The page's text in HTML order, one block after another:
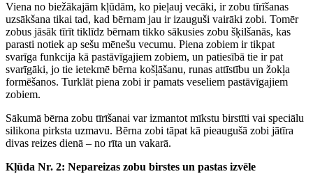
Viena no biežākajām kļūdām, ko pieļauj vecāki, ir zobu tīrīšanas
uzsākšana tikai tad, kad bērnam jau ir izauguši vairāki zobi. Tomēr
zobus jāsāk tīrīt tiklīdz bērnam tikko sākusies zobu šķilšanās, kas
parasti notiek ap sešu mēnešu vecumu. Piena zobiem ir tikpat
svarīga funkcija kā pastāvīgajiem zobiem, un patiesībā tie ir pat
svarīgāki, jo tie ietekmē bērna košļāšanu, runas attīstību un žokļa
formēšanos. Turklāt piena zobi ir pamats veseliem pastāvīgajiem
zobiem.
Sākumā bērna zobu tīrīšanai var izmantot mīkstu birstīti vai speciālu
silikona pirksta uzmavu. Bērna zobi tāpat kā pieaugušā zobi jātīra
divas reizes dienā – no rīta un vakarā.
Kļūda Nr. 2: Nepareizas zobu birstes un pastas izvēle